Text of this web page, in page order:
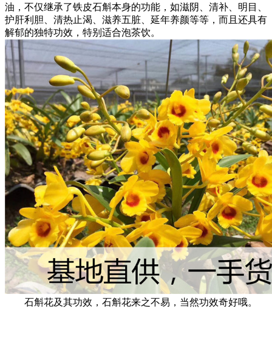
油，不仅继承了铁皮石斛本身的功能，如滋阴、清补、明目、
护肝利胆、清热止渴、滋养五脏、延年养颜等等，而且还具有
解郁的独特功效，特别适合泡茶饮。
石斛花及其功效，石斛花来之不易，当然功效奇好哦。